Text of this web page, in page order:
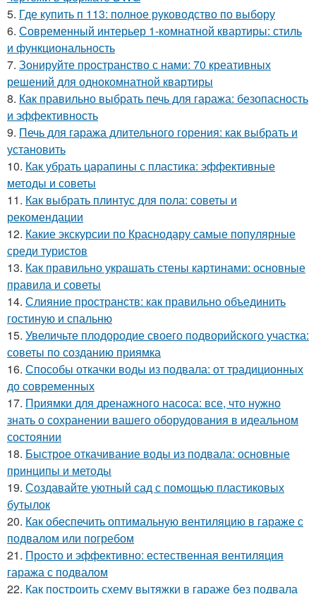
5. Где купить п 113: полное руководство по выбору
6. Современный интерьер 1-комнатной квартиры: стиль
и функциональность
7. Зонируйте пространство с нами: 70 креативных
решений для однокомнатной квартиры
8. Как правильно выбрать печь для гаража: безопасность
и эффективность
9. Печь для гаража длительного горения: как выбрать и
установить
10. Как убрать царапины с пластика: эффективные
методы и советы
11. Как выбрать плинтус для пола: советы и
рекомендации
12. Какие экскурсии по Краснодару самые популярные
среди туристов
13. Как правильно украшать стены картинами: основные
правила и советы
14. Слияние пространств: как правильно объединить
гостиную и спальню
15. Увеличьте плодородие своего подворийского участка:
советы по созданию приямка
16. Способы откачки воды из подвала: от традиционных
до современных
17. Приямки для дренажного насоса: все, что нужно
знать о сохранении вашего оборудования в идеальном
состоянии
18. Быстрое откачивание воды из подвала: основные
принципы и методы
19. Создавайте уютный сад с помощью пластиковых
бутылок
20. Как обеспечить оптимальную вентиляцию в гараже с
подвалом или погребом
21. Просто и эффективно: естественная вентиляция
гаража с подвалом
22. Как построить схему вытяжки в гараже без подвала